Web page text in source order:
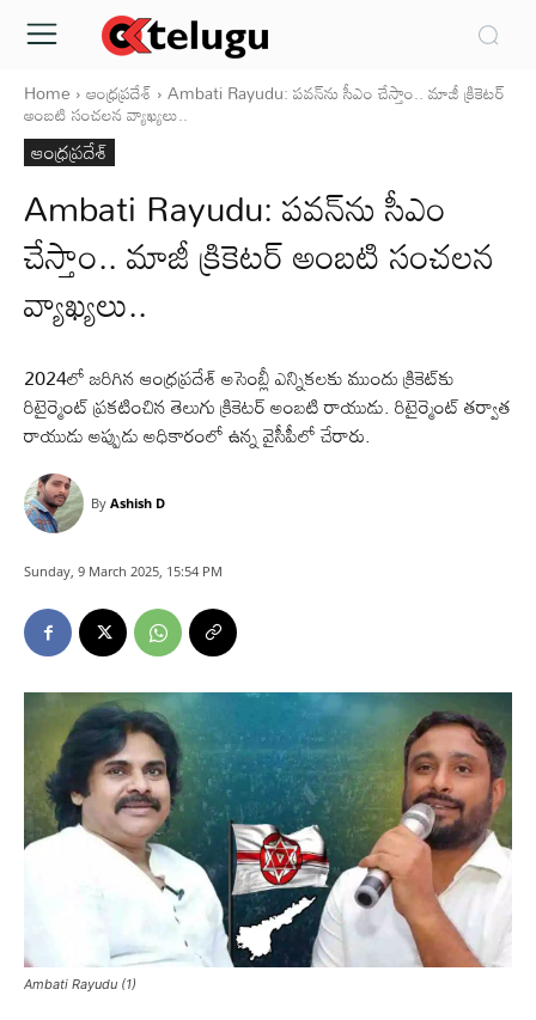
Home ఆంధ్రప్రదేశ్‌ Ambati Rayudu: పవన్‌ను సీఎం చేస్తాం.. మాజీ క్రికెటర్‌
అంబటి సంచలన వ్యాఖ్యలు..
ఆంధ్రప్రదేశ్‌
Ambati Rayudu: పవన్‌ను సీఎం
చేస్తాం.. మాజీ క్రికెటర్‌ అంబటి సంచలన
వ్యాఖ్యలు..
2024లో జరిగిన ఆంధ్రప్రదేశ్‌ అసెంబ్లీ ఎన్నికలకు ముందు క్రికెట్‌కు
రిటైర్మెంట్‌ ప్రకటించిన తెలుగు క్రికెటర్‌ అంబటి రాయుడు. రిటైర్మెంట్‌ తర్వాత
రాయుడు అప్పుడు అధికారంలో ఉన్న వైసీపీలో చేరారు.
By Ashish D
Sunday, 9 March 2025, 15:54 PM
Ambati Rayudu (1)